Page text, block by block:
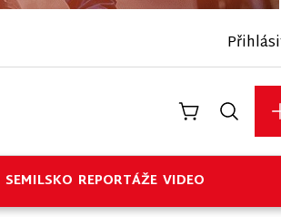
SEMILSKO REPORTÁŽE VIDEO